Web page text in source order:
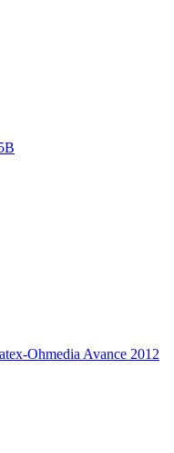
Ohmedia Avance 2012